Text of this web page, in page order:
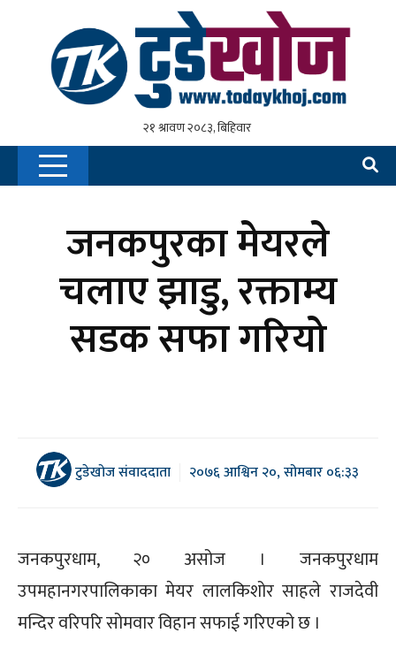
जनकपुरका मेयरले
चलाए झाडु, रक्ताम्य
सडक सफा गरियो
टुडेखोज संवाददाता २०७६ आश्विन २०, सोमबार ०६:३३
जनकपुरधाम, २० असोज । जनकपुरधाम
उपमहानगरपालिकाका मेयर लालकिशोर साहले राजदेवी
मन्दिर वरिपरि सोमवार विहान सफाई गरिएको छ ।